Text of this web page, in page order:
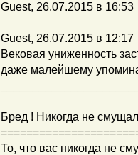
Guest, 26.07.2015 в 16:53
Guest, 26.07.2015 в 12:17
Вековая униженность
даже малейшему
Бред ! Никогда не
То, что вас никогда не